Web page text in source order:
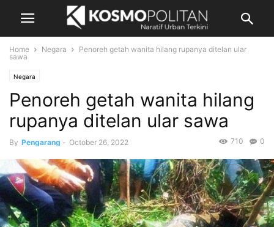
Home Negara
Penoreh getah wanita hilang rupanya ditelan ular
sawa
Negara
Penoreh getah wanita hilang
rupanya ditelan ular sawa
By Pengarang - October 26, 2022 0
710